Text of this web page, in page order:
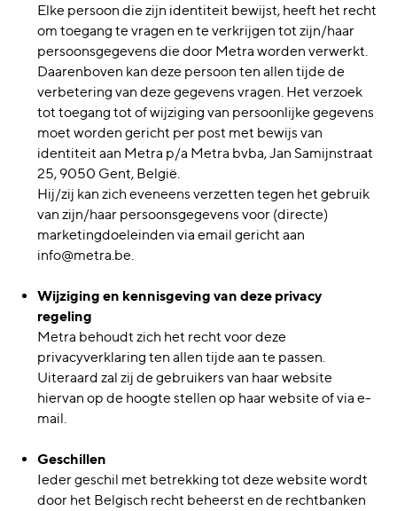
Elke persoon die zijn identiteit bewijst, heeft het recht
om toegang te vragen en te verkrijgen tot zijn/haar
persoonsgegevens die door Metra worden verwerkt.
Daarenboven kan deze persoon ten allen tijde de
verbetering van deze gegevens vragen. Het verzoek
tot toegang tot of wijziging van persoonlijke gegevens
moet worden gericht per post met bewijs van
identiteit aan Metra p/a Metra bvba, Jan Samijnstraat
25, 9050 Gent, België.
Hij/zij kan zich eveneens verzetten tegen het gebruik
van zijn/haar persoonsgegevens voor (directe)
marketingdoeleinden via email gericht aan
info@metra.be.
Wijziging en kennisgeving van deze privacy
regeling
Metra behoudt zich het recht voor deze
privacyverklaring ten allen tijde aan te passen.
Uiteraard zal zij de gebruikers van haar website
hiervan op de hoogte stellen op haar website of via e-
mail.
Geschillen
Ieder geschil met betrekking tot deze website wordt
door het Belgisch recht beheerst en de rechtbanken